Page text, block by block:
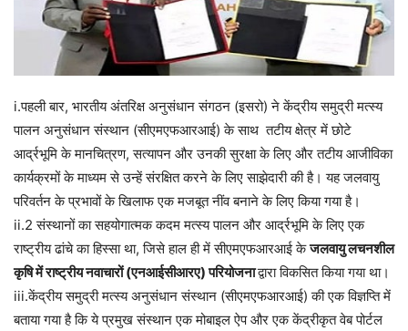
i.पहली बार, भारतीय अंतरिक्ष अनुसंधान संगठन (इसरो) ने केंद्रीय समुद्री मत्स्य
पालन अनुसंधान संस्थान (सीएमएफआरआई) के साथ तटीय क्षेत्र में छोटे
आर्द्रभूमि के मानचित्रण, सत्यापन और उनकी सुरक्षा के लिए और तटीय आजीविका
कार्यक्रमों के माध्यम से उन्हें संरक्षित करने के लिए साझेदारी की है। यह जलवायु
परिवर्तन के प्रभावों के खिलाफ एक मजबूत नींव बनाने के लिए किया गया है।
ii.2 संस्थानों का सहयोगात्मक कदम मत्स्य पालन और आर्द्रभूमि के लिए एक
राष्ट्रीय ढांचे का हिस्सा था, जिसे हाल ही में सीएमएफआरआई केजलवायु लचनशील
कृषि में राष्ट्रीय नवाचारों (एनआईसीआरए) परियोजनाद्वारा विकसित किया गया था।
iii.केंद्रीय समुद्री मत्स्य अनुसंधान संस्थान (सीएमएफआरआई) की एक विज्ञप्ति में
बताया गया है कि ये प्रमुख संस्थान एक मोबाइल ऐप और एक केंद्रीकृत वेब पोर्टल